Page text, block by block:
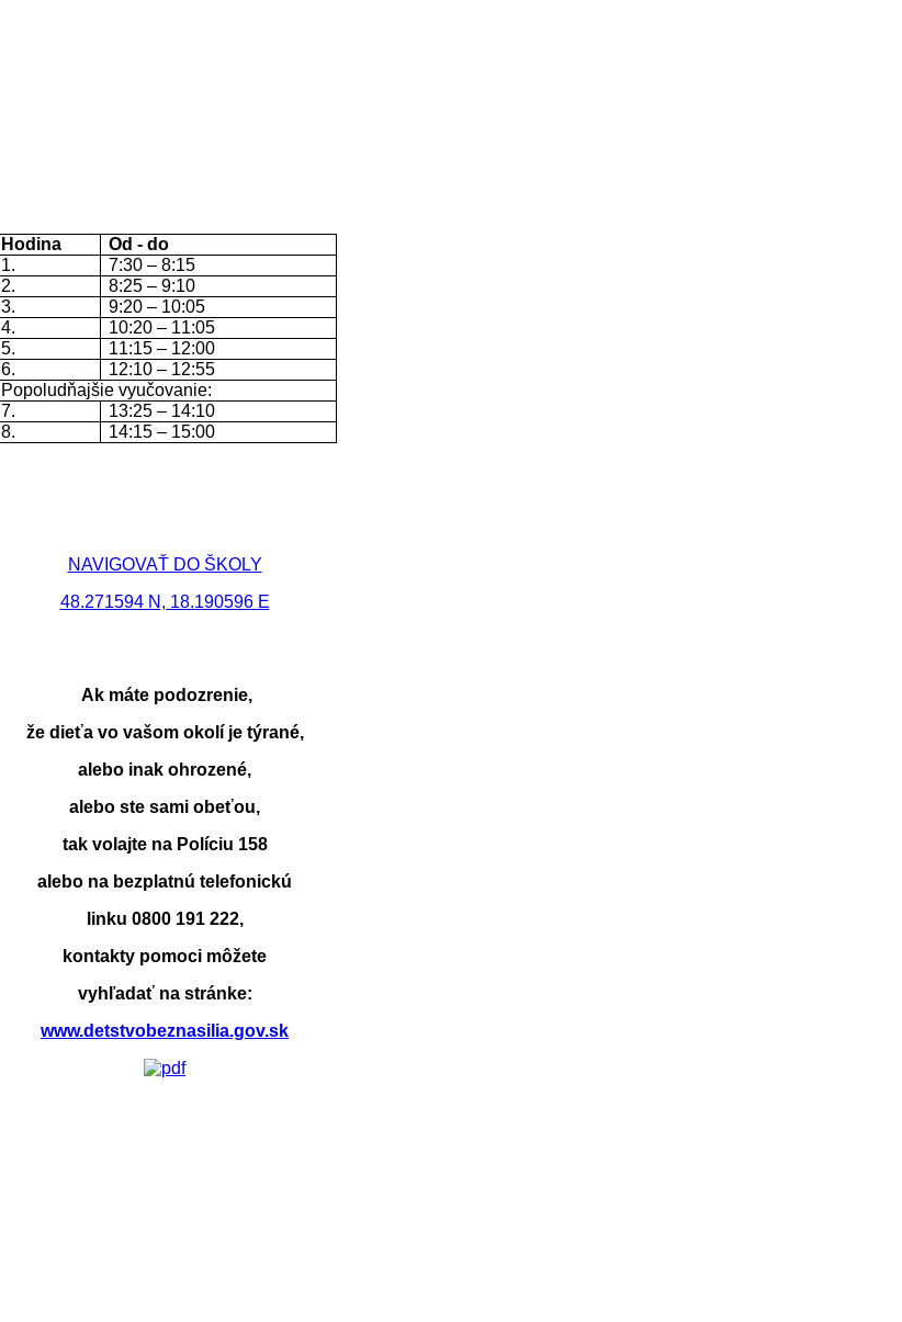
Hodina
Od - do
1.
7:30 – 8:15
2.
8:25 – 9:10
3.
9:20 – 10:05
4.
10:20 – 11:05
5.
11:15 – 12:00
6.
12:10 – 12:55
Popoludňajšie vyučovanie:
7.
13:25 – 14:10
8.
14:15 – 15:00
NAVIGOVAŤ DO ŠKOLY
48.271594 N, 18.190596 E
Ak máte podozrenie,
že dieťa vo vašom okolí je týrané,
alebo inak ohrozené,
alebo ste sami obeťou,
tak volajte na Políciu 158
alebo na bezplatnú telefonickú
linku 0800 191 222,
kontakty pomoci môžete
vyhľadať na stránke:
www.detstvobeznasilia.gov.sk